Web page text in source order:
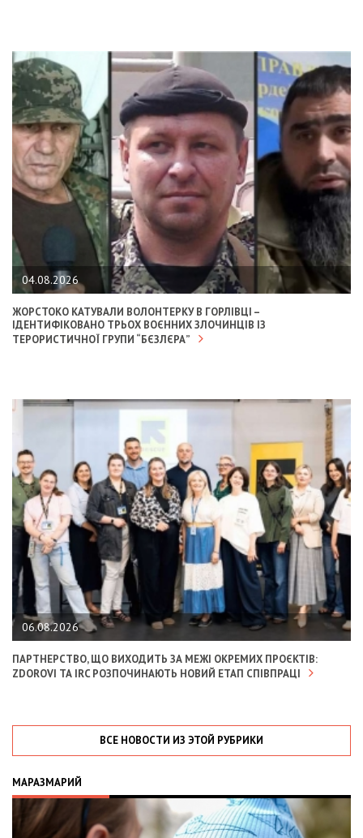
04.08.2026
ЖОРСТОКО КАТУВАЛИ ВОЛОНТЕРКУ В ГОРЛІВЦІ –
ІДЕНТИФІКОВАНО ТРЬОХ ВОЄННИХ ЗЛОЧИНЦІВ ІЗ
ТЕРОРИСТИЧНОЇ ГРУПИ “БЄЗЛЄРА”
06.08.2026
ПАРТНЕРСТВО, ЩО ВИХОДИТЬ ЗА МЕЖІ ОКРЕМИХ ПРОЄКТІВ:
ZDOROVI ТА IRC РОЗПОЧИНАЮТЬ НОВИЙ ЕТАП СПІВПРАЦІ
ВСЕ НОВОСТИ ИЗ ЭТОЙ РУБРИКИ
МАРАЗМАРИЙ